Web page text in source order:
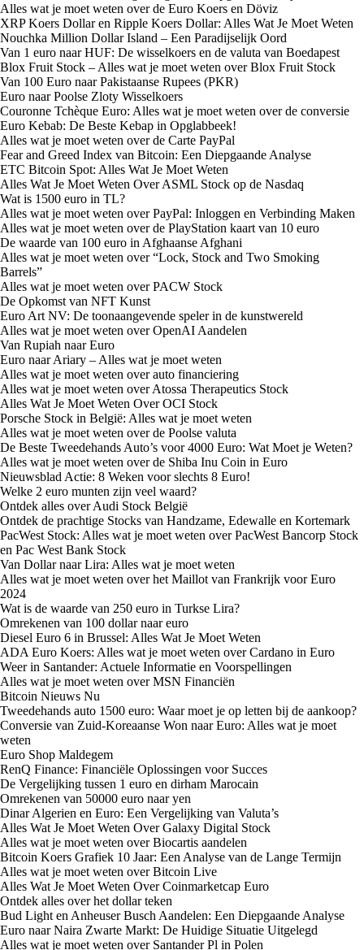
Alles wat je moet weten over de Euro Koers en Döviz
XRP Koers Dollar en Ripple Koers Dollar: Alles Wat Je Moet Weten
Nouchka Million Dollar Island – Een Paradijselijk Oord
Van 1 euro naar HUF: De wisselkoers en de valuta van Boedapest
Blox Fruit Stock – Alles wat je moet weten over Blox Fruit Stock
Van 100 Euro naar Pakistaanse Rupees (PKR)
Euro naar Poolse Zloty Wisselkoers
Couronne Tchèque Euro: Alles wat je moet weten over de conversie
Euro Kebab: De Beste Kebap in Opglabbeek!
Alles wat je moet weten over de Carte PayPal
Fear and Greed Index van Bitcoin: Een Diepgaande Analyse
ETC Bitcoin Spot: Alles Wat Je Moet Weten
Alles Wat Je Moet Weten Over ASML Stock op de Nasdaq
Wat is 1500 euro in TL?
Alles wat je moet weten over PayPal: Inloggen en Verbinding Maken
Alles wat je moet weten over de PlayStation kaart van 10 euro
De waarde van 100 euro in Afghaanse Afghani
Alles wat je moet weten over “Lock, Stock and Two Smoking
Barrels”
Alles wat je moet weten over PACW Stock
De Opkomst van NFT Kunst
Euro Art NV: De toonaangevende speler in de kunstwereld
Alles wat je moet weten over OpenAI Aandelen
Van Rupiah naar Euro
Euro naar Ariary – Alles wat je moet weten
Alles wat je moet weten over auto financiering
Alles wat je moet weten over Atossa Therapeutics Stock
Alles Wat Je Moet Weten Over OCI Stock
Porsche Stock in België: Alles wat je moet weten
Alles wat je moet weten over de Poolse valuta
De Beste Tweedehands Auto’s voor 4000 Euro: Wat Moet je Weten?
Alles wat je moet weten over de Shiba Inu Coin in Euro
Nieuwsblad Actie: 8 Weken voor slechts 8 Euro!
Welke 2 euro munten zijn veel waard?
Ontdek alles over Audi Stock België
Ontdek de prachtige Stocks van Handzame, Edewalle en Kortemark
PacWest Stock: Alles wat je moet weten over PacWest Bancorp Stock
en Pac West Bank Stock
Van Dollar naar Lira: Alles wat je moet weten
Alles wat je moet weten over het Maillot van Frankrijk voor Euro
2024
Wat is de waarde van 250 euro in Turkse Lira?
Omrekenen van 100 dollar naar euro
Diesel Euro 6 in Brussel: Alles Wat Je Moet Weten
ADA Euro Koers: Alles wat je moet weten over Cardano in Euro
Weer in Santander: Actuele Informatie en Voorspellingen
Alles wat je moet weten over MSN Financiën
Bitcoin Nieuws Nu
Tweedehands auto 1500 euro: Waar moet je op letten bij de aankoop?
Conversie van Zuid-Koreaanse Won naar Euro: Alles wat je moet
weten
Euro Shop Maldegem
RenQ Finance: Financiële Oplossingen voor Succes
De Vergelijking tussen 1 euro en dirham Marocain
Omrekenen van 50000 euro naar yen
Dinar Algerien en Euro: Een Vergelijking van Valuta’s
Alles Wat Je Moet Weten Over Galaxy Digital Stock
Alles wat je moet weten over Biocartis aandelen
Bitcoin Koers Grafiek 10 Jaar: Een Analyse van de Lange Termijn
Alles wat je moet weten over Bitcoin Live
Alles Wat Je Moet Weten Over Coinmarketcap Euro
Ontdek alles over het dollar teken
Bud Light en Anheuser Busch Aandelen: Een Diepgaande Analyse
Euro naar Naira Zwarte Markt: De Huidige Situatie Uitgelegd
Alles wat je moet weten over Santander Pl in Polen